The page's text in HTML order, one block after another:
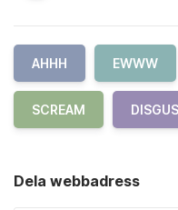
AHHH EWWW
SCREAM
Dela webbadress